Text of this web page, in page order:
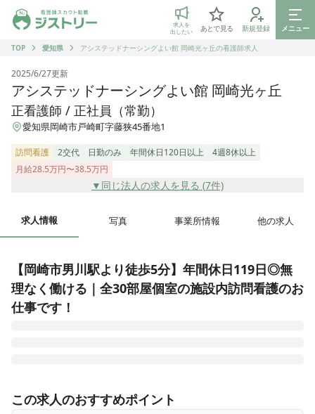
ジストリー 看護師の転職マッチング
求人を
出したい
あとで見る 新規登録
メニュー
TOP
愛知県 アシステッドナーシングよい館 岡崎光ヶ丘の看護師求人
2025/6/27更新
アシステッドナーシングよい館 岡崎光ヶ丘
正看護師 / 正社員（常勤）
愛知県岡崎市戸崎町字藤狭45番地1
訪問看護 2交代 日勤のみ 年間休日120日以上
4週8休以上
月給28.5万円〜38.5万円
▼同じ法人の求人を見る (7件)
求人情報 写真 事業所情報 他の求人
【岡崎市男川駅より徒歩5分】年間休日119日◎無
理なく働ける｜全30部屋個室の施設内訪問看護のお
仕事です！
名古屋市や尾張エリア、岐阜や三重などに事業を複数展開し
ています。
この求人のおすすめポイント